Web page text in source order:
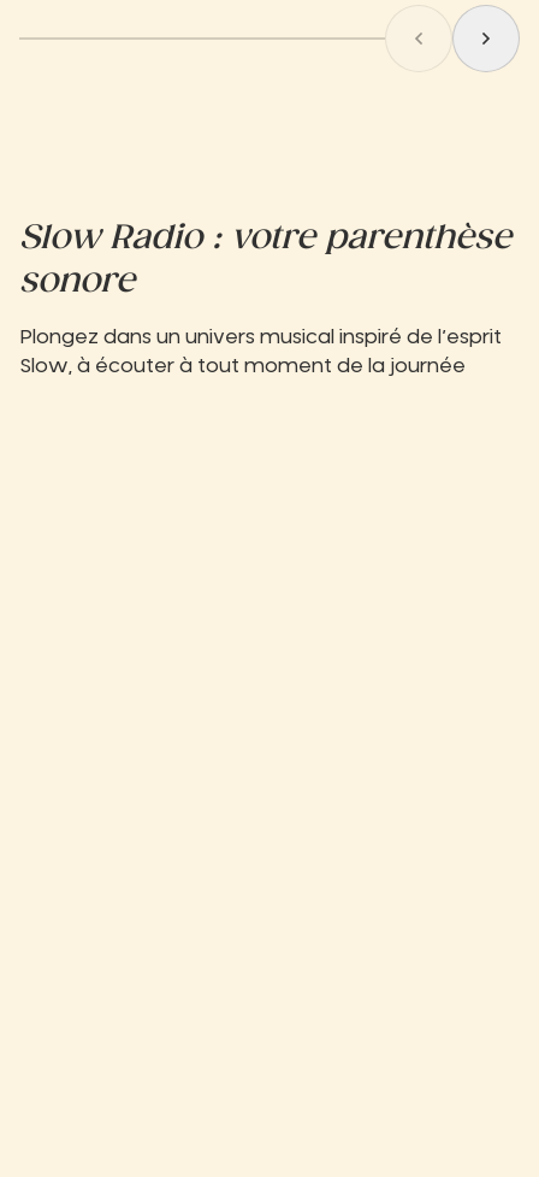
Aller auAller
Slow Radio : votre parenthèse
sonore
Plongez dans un univers musical inspiré de l’esprit
Slow, à écouter à tout moment de la journée